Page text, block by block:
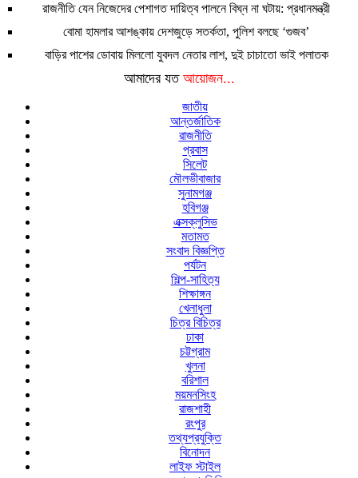
রাজনীতি যেন নিজেদের পেশাগত দায়িত্ব পালনে বিঘ্ন না ঘটায়: প্রধানমন্ত্রী
বোমা হামলার আশঙ্কায় দেশজুড়ে সতর্কতা, পুলিশ বলছে ‘গুজব’
বাড়ির পাশের ডোবায় মিললো যুবদল নেতার লাশ, দুই চাচাতো ভাই পলাতক
আমাদের যত আয়োজন...
জাতীয়
আন্তর্জাতিক
রাজনীতি
প্রবাস
সিলেট
মৌলভীবাজার
সুনামগঞ্জ
হবিগঞ্জ
এক্সক্লুসিভ
মতামত
সংবাদ বিজ্ঞপ্তি
পর্যটন
শিল্প-সাহিত্য
শিক্ষাঙ্গন
খেলাধুলা
চিত্র বিচিত্র
ঢাকা
চট্টগ্রাম
খুলনা
বরিশাল
ময়মনসিংহ
রাজশাহী
রংপুর
তথ্যপ্রযুক্তি
বিনোদন
লাইফ স্টাইল